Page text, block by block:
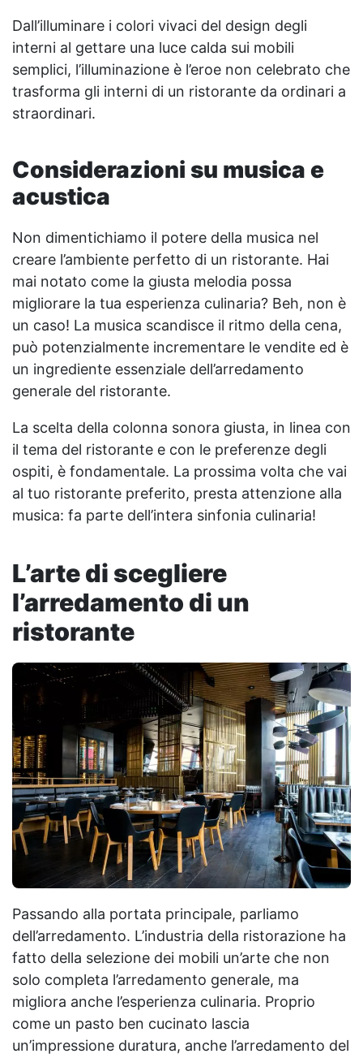
Dall’illuminare i colori vivaci del design degli
interni al gettare una luce calda sui mobili
semplici, l’illuminazione è l’eroe non celebrato che
trasforma gli interni di un ristorante da ordinari a
straordinari.
Considerazioni su musica e
acustica
Non dimentichiamo il potere della musica nel
creare l’ambiente perfetto di un ristorante. Hai
mai notato come la giusta melodia possa
migliorare la tua esperienza culinaria? Beh, non è
un caso! La musica scandisce il ritmo della cena,
può potenzialmente incrementare le vendite ed è
un ingrediente essenziale dell’arredamento
generale del ristorante.
La scelta della colonna sonora giusta, in linea con
il tema del ristorante e con le preferenze degli
ospiti, è fondamentale. La prossima volta che vai
al tuo ristorante preferito, presta attenzione alla
musica: fa parte dell’intera sinfonia culinaria!
L’arte di scegliere
l’arredamento di un
ristorante
Passando alla portata principale, parliamo
dell’arredamento. L’industria della ristorazione ha
fatto della selezione dei mobili un’arte che non
solo completa l’arredamento generale, ma
migliora anche l’esperienza culinaria. Proprio
come un pasto ben cucinato lascia
un’impressione duratura, anche l’arredamento del